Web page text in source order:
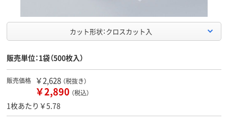
カット形状：クロスカット入
販売単位：1袋（500枚入）
販売価格 ￥2,628 （税抜き）
￥2,890 （税込）
1枚あたり￥5.78